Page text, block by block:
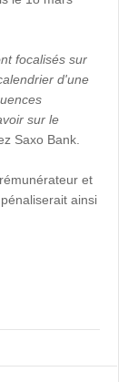
focalisés sur
d'une
sur le
Saxo Bank.
et
ainsi